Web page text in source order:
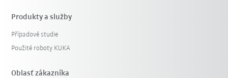
Produkty a služby
Případové studie
Použité roboty KUKA
Oblasť zákazníka